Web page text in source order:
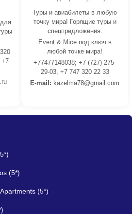
+7
Туры и авиабилеты в любую
точку мира! Горящие туры и
спецпредложения.
Event & Mice под ключ в
любой точке мира!
+77477148038; +7 (727) 275-
29-03, +7 747 320 22 33
E-mail: kazelma78@gmail.com
(5*)
(5*)